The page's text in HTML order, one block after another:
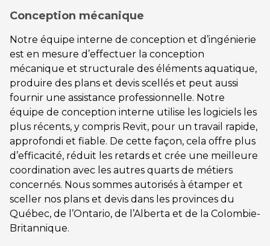
Conception mécanique
Notre équipe interne de conception et d’ingénierie
est en mesure d’effectuer la conception
mécanique et structurale des éléments aquatique,
produire des plans et devis scellés et peut aussi
fournir une assistance professionnelle. Notre
équipe de conception interne utilise les logiciels les
plus récents, y compris Revit, pour un travail rapide,
approfondi et fiable. De cette façon, cela offre plus
d’efficacité, réduit les retards et crée une meilleure
coordination avec les autres quarts de métiers
concernés. Nous sommes autorisés à étamper et
sceller nos plans et devis dans les provinces du
Québec, de l’Ontario, de l’Alberta et de la Colombie-
Britannique.